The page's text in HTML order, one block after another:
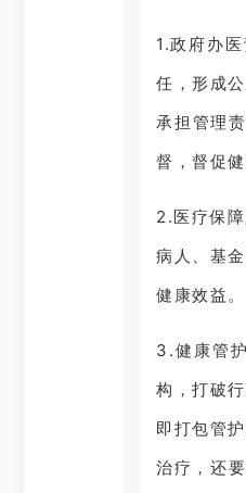
1.政府办
任，形成
承担管理
督，督促
2.医疗保
病人、基
健康效益。
3.健康管
构，打破
即打包管
治疗，还